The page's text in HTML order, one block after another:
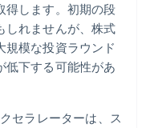
得します。初期の段
しれませんが、株式
規模な投資ラウンド
低下する可能性があ
セラレーターは、ス